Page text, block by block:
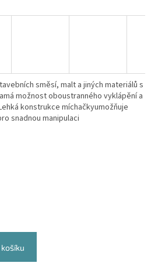
směsí, malt a jiných materiálů s
možnost oboustranného vyklápění a
konstrukce míchačkyumožňuje
snadnou manipulaci